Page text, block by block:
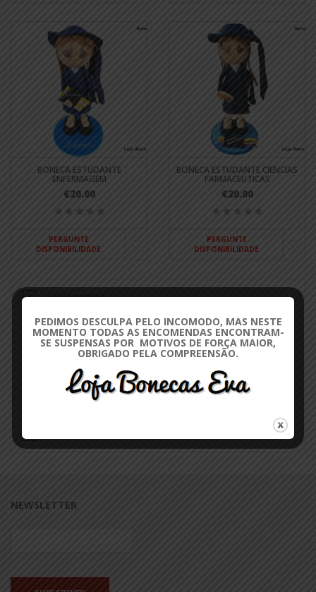
BONECA ESTUDANTE
ENFERMAGEM
€20.00
PERGUNTE
DISPONIBILIDADE
BONECA ESTUDANTE CIENCIAS
FARMACEUTICAS
€20.00
PERGUNTE
DISPONIBILIDADE
LIMPAR FILTROS
FILTRAR POR CATEGORIA
AUTO RETRATOS
FINALISTAS / UNIVERSIDADE
NEWSLETTER
PEDIMOS DESCULPA PELO INCOMODO, MAS NESTE
MOMENTO TODAS AS ENCOMENDAS ENCONTRAM-
SE SUSPENSAS POR MOTIVOS DE FORÇA MAIOR,
OBRIGADO PELA COMPREENSÃO.